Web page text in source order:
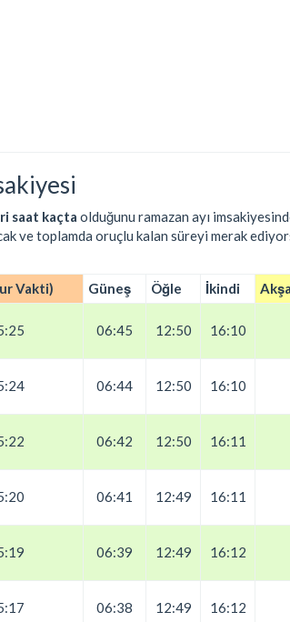
saat kaçta olduğunu ramazan ayı
ve toplamda oruçlu kalan süreyi merak
Vakti) Güneş Öğle İkindi
06:45 12:50 16:10
06:44 12:50 16:10
06:42 12:50 16:11
06:41 12:49 16:11
06:39 12:49 16:12
06:38 12:49 16:12